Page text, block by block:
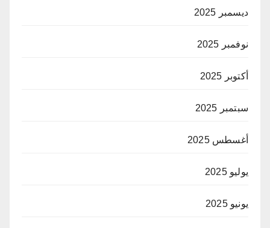
ديسمبر 2025
نوفمبر 2025
أكتوبر 2025
سبتمبر 2025
أغسطس 2025
يوليو 2025
يونيو 2025